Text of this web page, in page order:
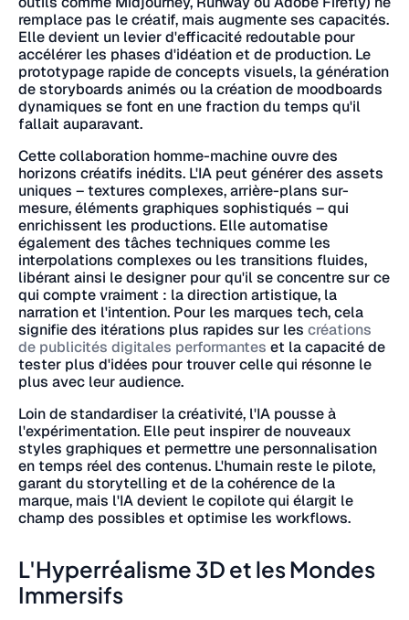
remplace pas le créatif, mais augmente ses capacités.
Elle devient un levier d'efficacité redoutable pour
accélérer les phases d'idéation et de production. Le
prototypage rapide de concepts visuels, la génération
de storyboards animés ou la création de moodboards
dynamiques se font en une fraction du temps qu'il
fallait auparavant.
Cette collaboration homme-machine ouvre des
horizons créatifs inédits. L'IA peut générer des assets
uniques – textures complexes, arrière-plans sur-
mesure, éléments graphiques sophistiqués – qui
enrichissent les productions. Elle automatise
également des tâches techniques comme les
interpolations complexes ou les transitions fluides,
libérant ainsi le designer pour qu'il se concentre sur ce
qui compte vraiment : la direction artistique, la
narration et l'intention. Pour les marques tech, cela
signifie des itérations plus rapides sur les créations
de publicités digitales performantes et la capacité de
tester plus d'idées pour trouver celle qui résonne le
plus avec leur audience.
Loin de standardiser la créativité, l'IA pousse à
l'expérimentation. Elle peut inspirer de nouveaux
styles graphiques et permettre une personnalisation
en temps réel des contenus. L'humain reste le pilote,
garant du storytelling et de la cohérence de la
marque, mais l'IA devient le copilote qui élargit le
champ des possibles et optimise les workflows.
L'Hyperréalisme 3D et les Mondes
Immersifs